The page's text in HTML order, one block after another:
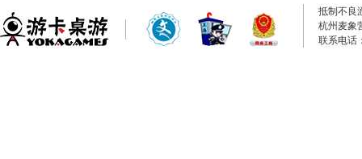
抵制不良
杭州麦象
联系电话